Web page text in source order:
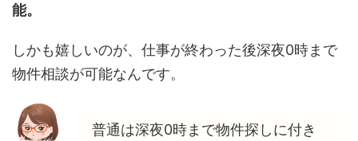
能。
しかも嬉しいのが、仕事が終わった後深夜0時まで
物件相談が可能なんです。
普通は深夜0時まで物件探しに付き